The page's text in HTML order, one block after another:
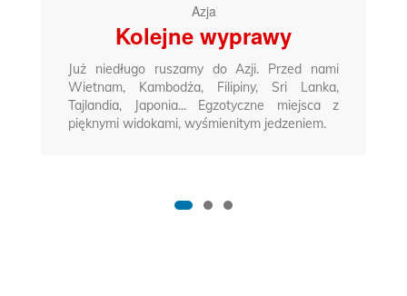
Azja
Kolejne wyprawy
Już niedługo ruszamy do Azji. Przed nami
Wietnam, Kambodża, Filipiny, Sri Lanka,
Tajlandia, Japonia... Egzotyczne miejsca z
pięknymi widokami, wyśmienitym jedzeniem.